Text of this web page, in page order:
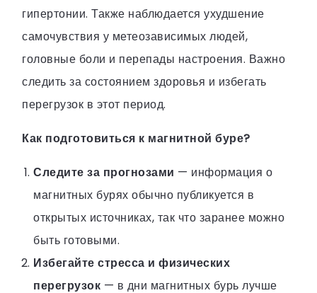
гипертонии. Также наблюдается ухудшение
самочувствия у метеозависимых людей,
головные боли и перепады настроения. Важно
следить за состоянием здоровья и избегать
перегрузок в этот период.
Как подготовиться к магнитной буре?
Следите за прогнозами — информация о
магнитных бурях обычно публикуется в
открытых источниках, так что заранее можно
быть готовыми.
Избегайте стресса и физических
перегрузок — в дни магнитных бурь лучше